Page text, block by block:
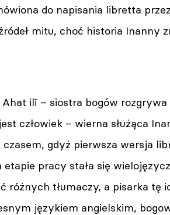
do napisania libretta
mitu, choć historia Inanny
ilī – siostra bogów
człowiek – wierna służąca
gdyż pierwsza wersja
etapie pracy stała się
różnych tłumaczy, a pisarka tę
językiem angielskim,